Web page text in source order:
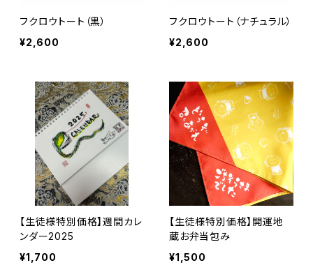
フクロウトート（黒）
¥2,600
フクロウトート（ナチュラル）
¥2,600
【生徒様特別価格】週間カレ
ンダー2025
¥1,700
【生徒様特別価格】開運地
蔵お弁当包み
¥1,500